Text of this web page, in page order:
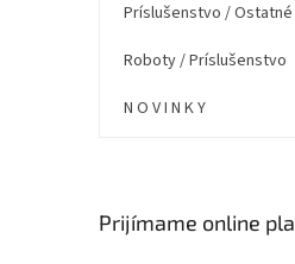
Príslušenstvo / Ostatné
Roboty / Príslušenstvo
N O V I N K Y
Prijímame online